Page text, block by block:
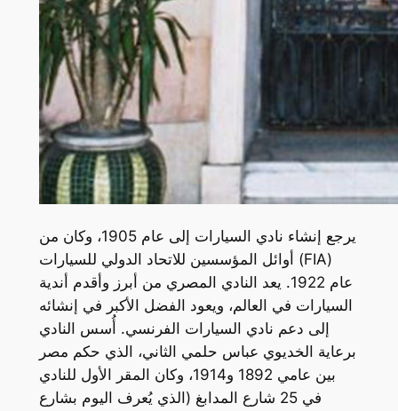
يرجع إنشاء نادي السيارات إلى عام 1905، وكان من
أوائل المؤسسين للاتحاد الدولي للسيارات (FIA)
عام 1922. يعد النادي المصري من أبرز وأقدم أندية
السيارات في العالم، ويعود الفضل الأكبر في إنشائه
إلى دعم نادي السيارات الفرنسي. أُسس النادي
برعاية الخديوي عباس حلمي الثاني، الذي حكم مصر
بين عامي 1892 و1914، وكان المقر الأول للنادي
في 25 شارع المدابغ (الذي يُعرف اليوم بشارع